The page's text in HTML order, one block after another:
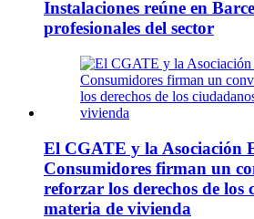
Instalaciones reúne en
profesionales del sector
El CGATE y la Asociación
Consumidores firman un
reforzar los derechos de los
materia de vivienda